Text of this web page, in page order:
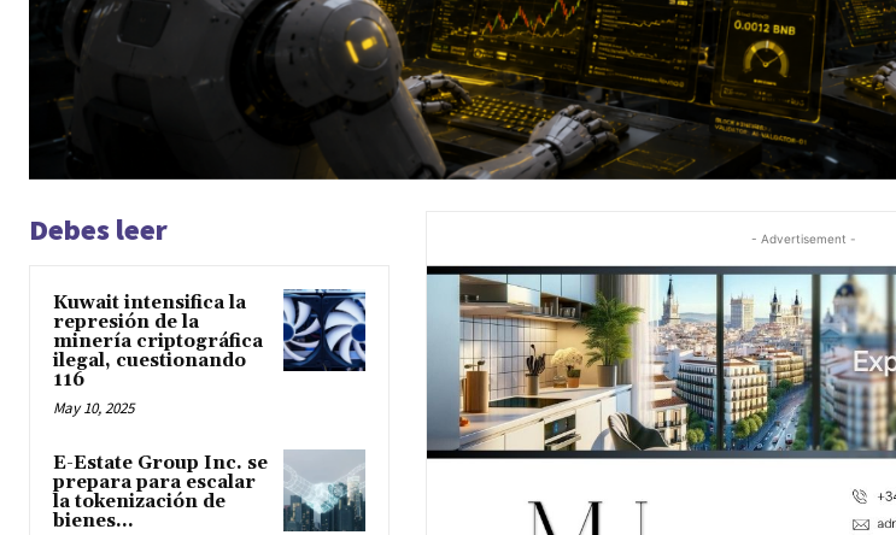
Debes leer
Kuwait intensifica la
represión de la
minería criptográfica
ilegal, cuestionando
116
May 10, 2025
E-Estate Group Inc. se
prepara para escalar
la tokenización de
bienes...
- Advertisement -